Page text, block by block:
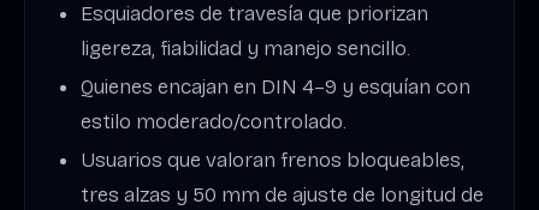
Esquiadores de travesía que priorizan
ligereza, fiabilidad y manejo sencillo.
Quienes encajan en DIN 4–9 y esquían con
estilo moderado/controlado.
Usuarios que valoran frenos bloqueables,
tres alzas y 50 mm de ajuste de longitud de